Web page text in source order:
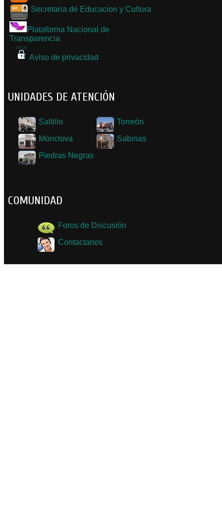
Secretaria de Educacion y Cultura
Plataforma Nacional de
Transparencia
Aviso de privacidad
UNIDADES DE ATENCIÓN
Saltillo
Torreón
Monclova
Sabinas
Piedras Negras
COMUNIDAD
Foros de Discusión
Contactanos